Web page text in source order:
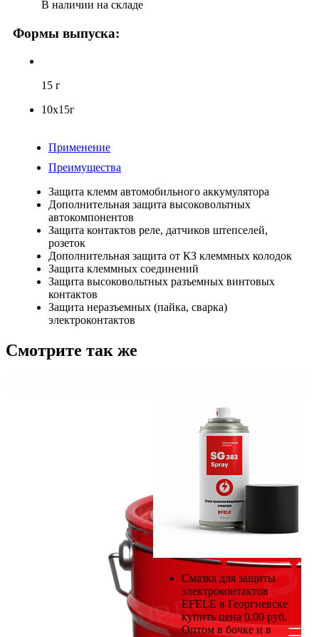
В наличии на складе
Формы выпуска:
15 г
10x15г
Применение
Преимущества
Защита клемм автомобильного аккумулятора
Дополнительная защита высоковольтных
автокомпонентов
Защита контактов реле, датчиков штепселей,
розеток
Дополнительная защита от КЗ клеммных колодок
Защита клеммных соединений
Защита высоковольтных разъемных винтовых
контактов
Защита неразъемных (пайка, сварка)
электроконтактов
Смотрите так же
Смазка для защиты
электроконтактов
EFELE в Георгиевске
купить цена 0.00 руб.
Оптом в бочке и в